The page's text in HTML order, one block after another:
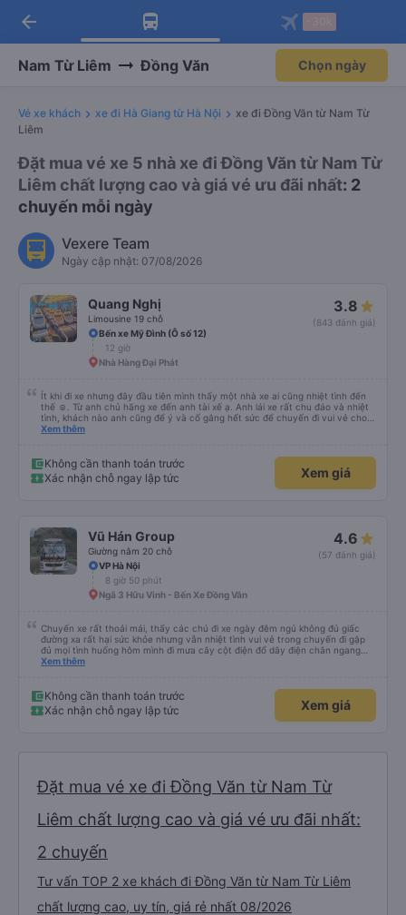
Tải app Vexere ngay!
Nhận ưu đãi thành viên độc
Mở app
Tải app Vexere
-30k/ghế khi đặt vé máy bay qua
Mở app
arrow_back
Nam Từ Liêm Đồng Văn Chọn ngày
Vé xe khách xe đi Hà Giang từ Hà Nội
xe đi Đồng Văn từ Nam Từ
Liêm
Đặt mua vé xe 5 nhà xe đi Đồng Văn từ Nam Từ
Liêm chất lượng cao và giá vé ưu đãi nhất: 2
chuyến mỗi ngày
Vexere Team
Ngày cập nhật: 07/08/2026
Quang Nghị
Limousine 19 chỗ
3.8
(843 đánh giá)
Bến xe Mỹ Đình (Ô số 12)
12 giờ
Nhà Hàng Đại Phát
Ít khi đi xe nhưng đây đầu tiên mình thấy một nhà xe ai cũng nhiệt tình đến
thế ☺️. Từ anh chủ hãng xe đến anh tài xế ạ. Anh lái xe rất chu đáo và nhiệt
tình, khách nào anh cũng để ý và cố gắng hết sức để chuyến đi vui vẻ cho
mọi người. Hôm qua cuối tuần nên rất đông, đường tắc làm xe đi muộn nhiều,
vẻ nhất có thể. Mình nghĩ hãng xe có thể có thêm phụ xe ở tất cả các xe
cho lái xe đỡ mệt, tìm thêm các bạn phụ xe biết nói tiếng Anh, hoặc mở các
lớp phụ đạo dạy tiếng Anh giao tiếp cho các anh lái xe đường dài. Vì cá nhân
xe.
Xem thêm
Không cần thanh toán trước
Xác nhận chỗ ngay lập tức
Xem giá
Vũ Hán Group
Giường nằm 20 chỗ
4.6
(57 đánh giá)
VP Hà Nội
8 giờ 50 phút
Ngã 3 Hữu Vinh - Bến Xe Đồng Văn
Chuyến xe rất thoải mái, thấy các chú đi xe ngày đêm ngủ không đủ giấc
đường xa rất hại sức khỏe nhưng vẫn nhiệt tình vui vẻ trong chuyến đi gặp
đủ mọi tình huống hôm mình đi mưa cây cột điện đổ dây điện chắn ngang
thấy mấy chú tài cùng nhau dựng tạm cho xe qua mà thấy nghề này khổ
Xem thêm
Không cần thanh toán trước
Xác nhận chỗ ngay lập tức
Xem giá
Đặt mua vé xe đi Đồng Văn từ Nam Từ
Liêm chất lượng cao và giá vé ưu đãi nhất:
2 chuyến
Tư vấn TOP 2 xe khách đi Đồng Văn từ Nam Từ Liêm
chất lượng cao, uy tín, giá rẻ nhất 08/2026